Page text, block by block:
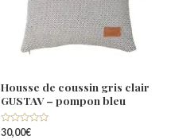
Housse de coussin gris clair
GUSTAV – pompon bleu
Note
30,00€